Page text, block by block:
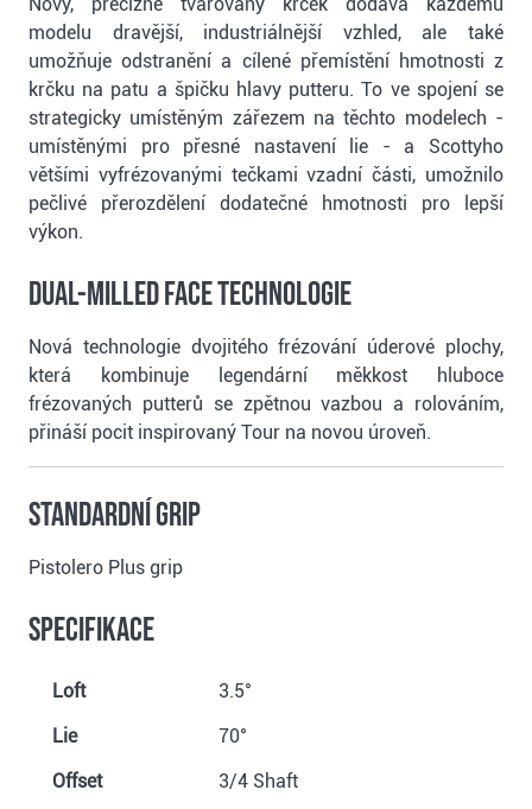
modelu dravější, industriálnější vzhled, ale také
umožňuje odstranění a cílené přemístění hmotnosti z
krčku na patu a špičku hlavy putteru. To ve spojení se
strategicky umístěným zářezem na těchto modelech -
umístěnými pro přesné nastavení lie - a Scottyho
většími vyfrézovanými tečkami vzadní části, umožnilo
pečlivé přerozdělení dodatečné hmotnosti pro lepší
výkon.
Dual-Milled Face technologie
Nová technologie dvojitého frézování úderové plochy,
která kombinuje legendární měkkost hluboce
frézovaných putterů se zpětnou vazbou a rolováním,
přináší pocit inspirovaný Tour na novou úroveň.
Standardní grip
Pistolero Plus grip
Specifikace
Loft
3.5°
Lie
70°
Offset
3/4 Shaft